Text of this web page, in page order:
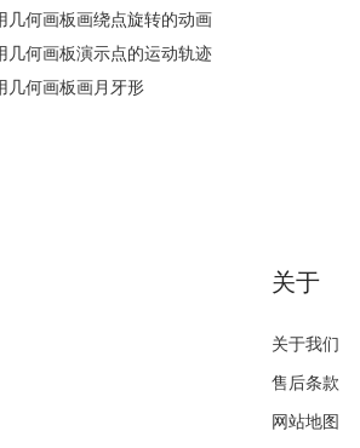
几何画板画绕点旋转的动画
几何画板演示点的运动轨迹
几何画板画月牙形
关于
关于我们
售后条款
网站地图